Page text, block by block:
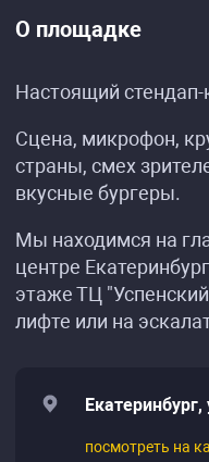
О площадке
Настоящий стендап-
Сцена, микрофон,
страны, смех
вкусные бургеры.
Мы находимся на
центре
этаже ТЦ
лифте или на
посмотреть на